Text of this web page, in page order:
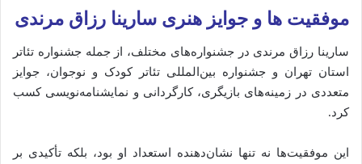
موفقیت‌ ها و جوایز هنری سارینا رزاق مرندی
سارینا رزاق مرندی در جشنواره‌های مختلف، از جمله جشنواره تئاتر
استان تهران و جشنواره بین‌المللی تئاتر کودک و نوجوان، جوایز
متعددی در زمینه‌های بازیگری، کارگردانی و نمایشنامه‌نویسی کسب
کرد.
این موفقیت‌ها نه تنها نشان‌دهنده استعداد او بود، بلکه تأکیدی بر